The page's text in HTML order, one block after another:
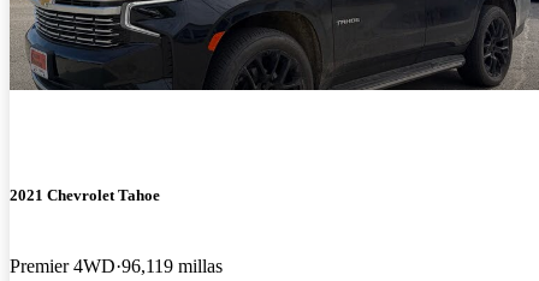
2021 Chevrolet Tahoe
Premier 4WD 96,119 millas